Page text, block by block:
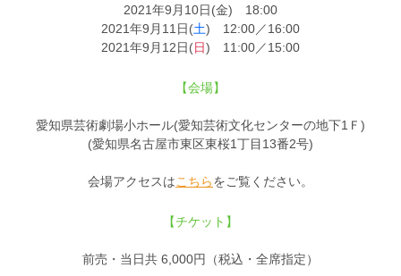
2021年9月10日(金) 18:00
2021年9月11日(土) 12:00／16:00
2021年9月12日(日) 11:00／15:00
【会場】
愛知県芸術劇場小ホール(愛知芸術文化センターの地下1Ｆ)
(愛知県名古屋市東区東桜1丁目13番2号)
会場アクセスはこちらをご覧ください。
【チケット】
前売・当日共 6,000円（税込・全席指定）